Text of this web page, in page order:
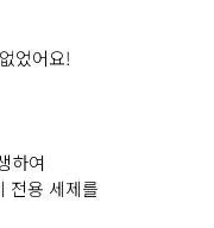
었어요!
하여
전용 세제를